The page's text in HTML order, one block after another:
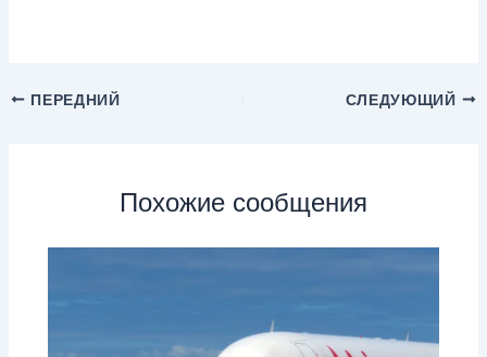
ПЕРЕДНИЙ СЛЕДУЮЩИЙ
Похожие сообщения